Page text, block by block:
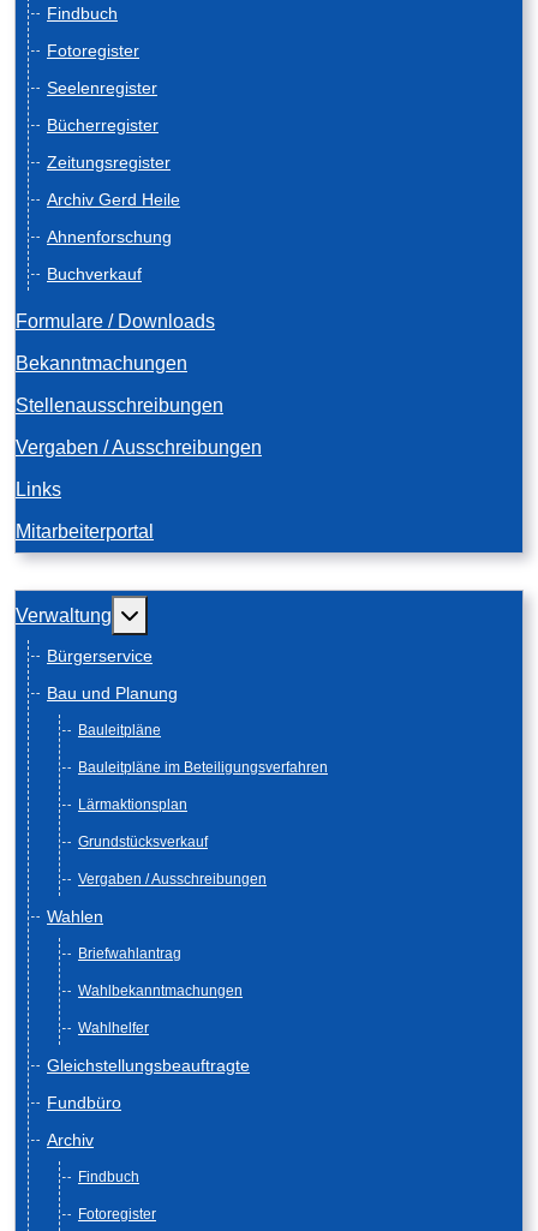
Findbuch
Fotoregister
Seelenregister
Bücherregister
Zeitungsregister
Archiv Gerd Heile
Ahnenforschung
Buchverkauf
Formulare / Downloads
Bekanntmachungen
Stellenausschreibungen
Vergaben / Ausschreibungen
Links
Mitarbeiterportal
Verwaltung Weitere Informationen: Verwaltung
Bürgerservice
Bau und Planung
Bauleitpläne
Bauleitpläne im Beteiligungsverfahren
Lärmaktionsplan
Grundstücksverkauf
Vergaben / Ausschreibungen
Wahlen
Briefwahlantrag
Wahlbekanntmachungen
Wahlhelfer
Gleichstellungsbeauftragte
Fundbüro
Archiv
Findbuch
Fotoregister